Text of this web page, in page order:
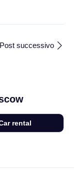
Post successivo
rental